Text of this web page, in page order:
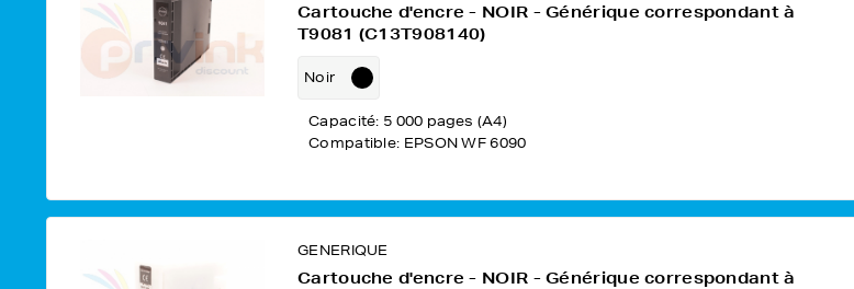
Cartouche d'encre - NOIR - Générique correspondant à
T9081 (C13T908140)
Noir
Capacité: 5 000 pages (A4)
Compatible: EPSON WF 6090
GENERIQUE
Cartouche d'encre - NOIR - Générique correspondant à